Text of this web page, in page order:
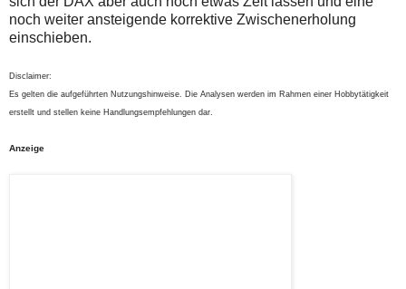
noch weiter ansteigende korrektive Zwischenerholung
einschieben.
Disclaimer:
Es gelten die aufgeführten Nutzungshinweise. Die Analysen werden im Rahmen einer Hobbytätigkeit
erstellt und stellen keine Handlungsempfehlungen dar.
Anzeige